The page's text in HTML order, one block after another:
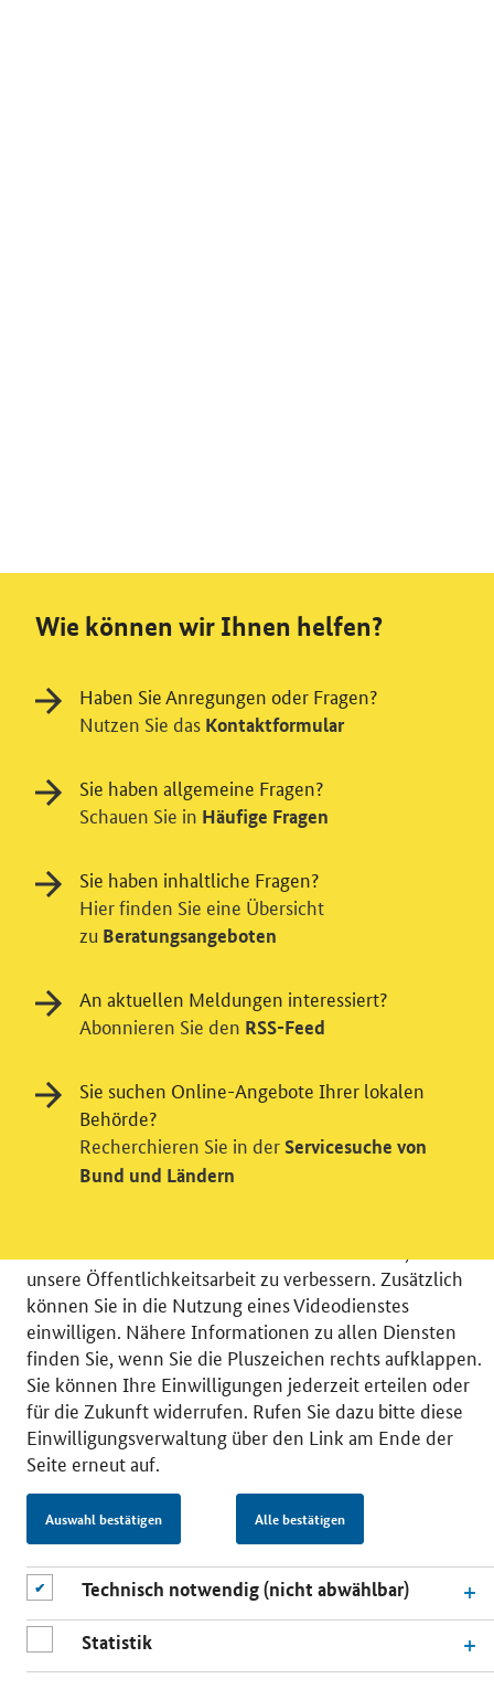
© 2026 Bundesministerium für Wirtschaft und Energie
RSS
Benutzerhinweise
Inhaltsverzeichnis
Impressum
Barrierefreiheit
Datenschutz
Einwilligungsverwaltung
Einwilligung in Tracking und / oder
Videodienst
Wir bitten Sie an dieser Stelle um Ihre Einwilligung für
unsere Öffentlichkeitsarbeit zu verbessern. Zusätzlich
können Sie in die Nutzung eines Videodienstes
einwilligen. Nähere Informationen zu allen Diensten
finden Sie, wenn Sie die Pluszeichen rechts aufklappen.
Sie können Ihre Einwilligungen jederzeit erteilen oder
für die Zukunft widerrufen. Rufen Sie dazu bitte diese
Einwilligungsverwaltung über den Link am Ende der
Seite erneut auf.
Auswahl bestätigen Alle bestätigen
Technisch notwendig (nicht abwählbar)
Statistik
Wie können wir Ihnen helfen?
Haben Sie Anregungen oder Fragen?
Nutzen Sie das Kontaktformular
Sie haben allgemeine Fragen?
Schauen Sie in Häufige Fragen
Sie haben inhaltliche Fragen?
Hier finden Sie eine Übersicht
zu Beratungsangeboten
An aktuellen Meldungen interessiert?
Abonnieren Sie den RSS-Feed
Sie suchen Online-Angebote Ihrer lokalen
Behörde?
Recherchieren Sie in der Servicesuche von
Bund und Ländern